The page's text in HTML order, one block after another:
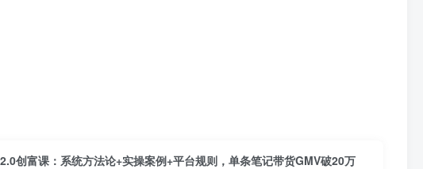
创富课：系统方法论+实操案例+平台规则，单条笔记带货GMV破20万